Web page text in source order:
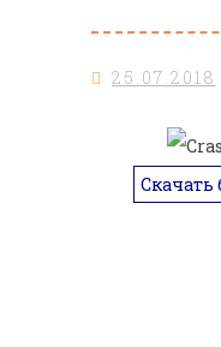
25.07.2018
Скачать